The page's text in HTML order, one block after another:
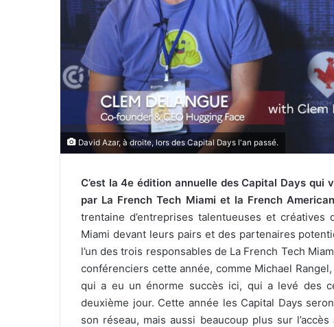
e
l
David Azar, à droite, lors des Capital Days l'an passé.
C’est la 4e édition annuelle des Capital Days
par La French Tech Miami et la French
trentaine d’entreprises talentueuses et
Miami devant leurs pairs et des partenaires
l’un des trois responsables de La French Tech
conférenciers cette année, comme Michael
qui a eu un énorme succès ici, qui a levé des
deuxième jour. Cette année les Capital Days
son réseau, mais aussi beaucoup plus sur